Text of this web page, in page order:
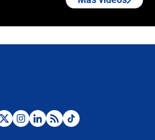
Posesión de Abelardo De La Espriella